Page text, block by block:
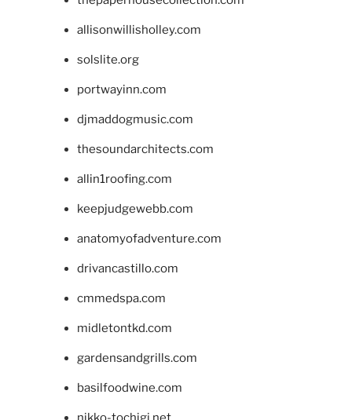
allisonwillisholley.com
solslite.org
portwayinn.com
djmaddogmusic.com
thesoundarchitects.com
allin1roofing.com
keepjudgewebb.com
anatomyofadventure.com
drivancastillo.com
cmmedspa.com
midletontkd.com
gardensandgrills.com
basilfoodwine.com